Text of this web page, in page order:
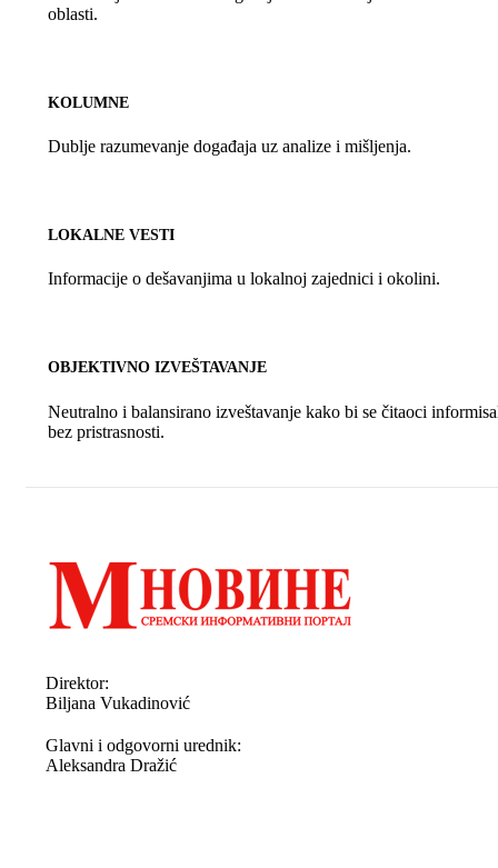
oblasti.
KOLUMNE
Dublje razumevanje događaja uz analize i mišljenja.
LOKALNE VESTI
Informacije o dešavanjima u lokalnoj zajednici i okolini.
OBJEKTIVNO IZVEŠTAVANJE
Neutralno i balansirano izveštavanje kako bi se čitaoci
bez pristrasnosti.
Direktor:
Biljana Vukadinović
Glavni i odgovorni urednik:
Aleksandra Dražić